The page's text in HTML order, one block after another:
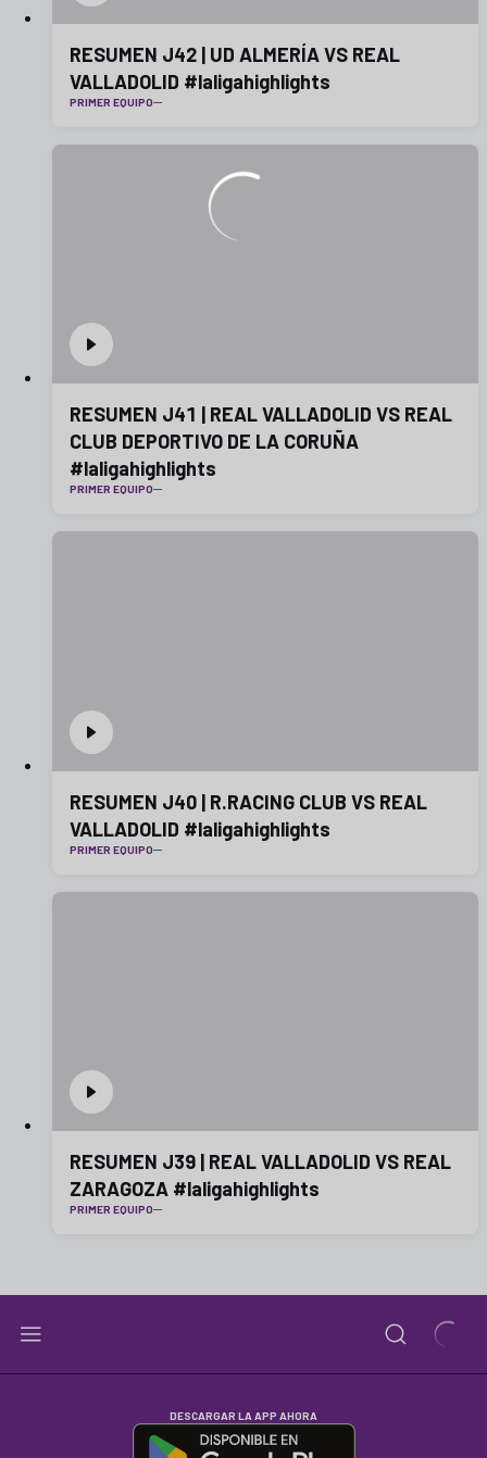
RESUMEN J42 | UD ALMERÍA VS REAL
VALLADOLID #laligahighlights
PRIMER EQUIPO
RESUMEN J41 | REAL VALLADOLID VS REAL
CLUB DEPORTIVO DE LA CORUÑA
#laligahighlights
PRIMER EQUIPO
RESUMEN J40 | R.RACING CLUB VS REAL
VALLADOLID #laligahighlights
PRIMER EQUIPO
RESUMEN J39 | REAL VALLADOLID VS REAL
ZARAGOZA #laligahighlights
PRIMER EQUIPO
DESCARGAR LA APP AHORA